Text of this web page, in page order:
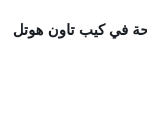
في كيب تاون هوتل